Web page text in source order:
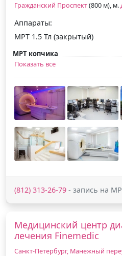
Гражданский Проспект(800 м), м.
Аппараты:
МРТ 1.5 Тл (закрытый)
МРТ копчика
Показать все
(812) 313-26-79 - запись на
Медицинский центр
лечения Finemedic
Санкт-Петербург, Манежный